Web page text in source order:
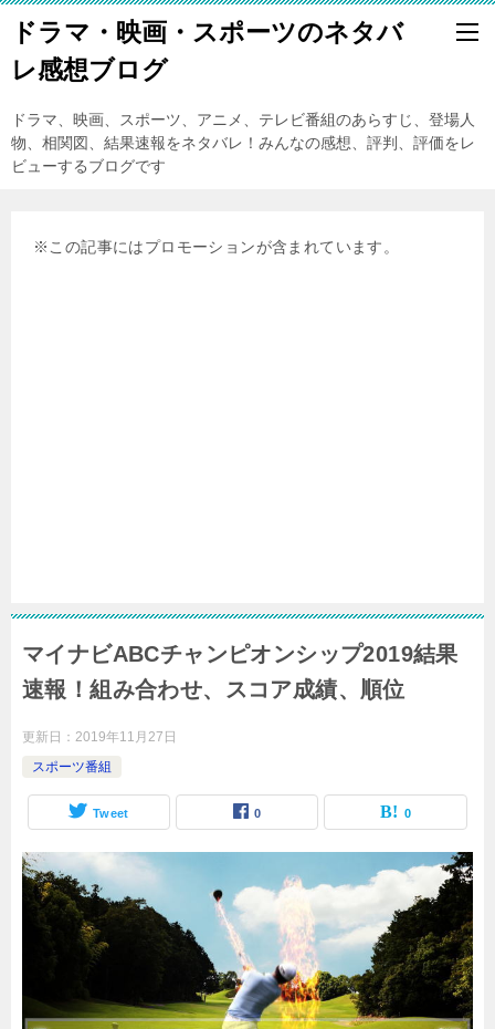
ドラマ・映画・スポーツのネタバ
レ感想ブログ
ドラマ、映画、スポーツ、アニメ、テレビ番組のあらすじ、登場人
物、相関図、結果速報をネタバレ！みんなの感想、評判、評価をレ
ビューするブログです
※この記事にはプロモーションが含まれています。
マイナビABCチャンピオンシップ2019結果
速報！組み合わせ、スコア成績、順位
更新日： 2019年11月27日
スポーツ番組
Tweet 0 0